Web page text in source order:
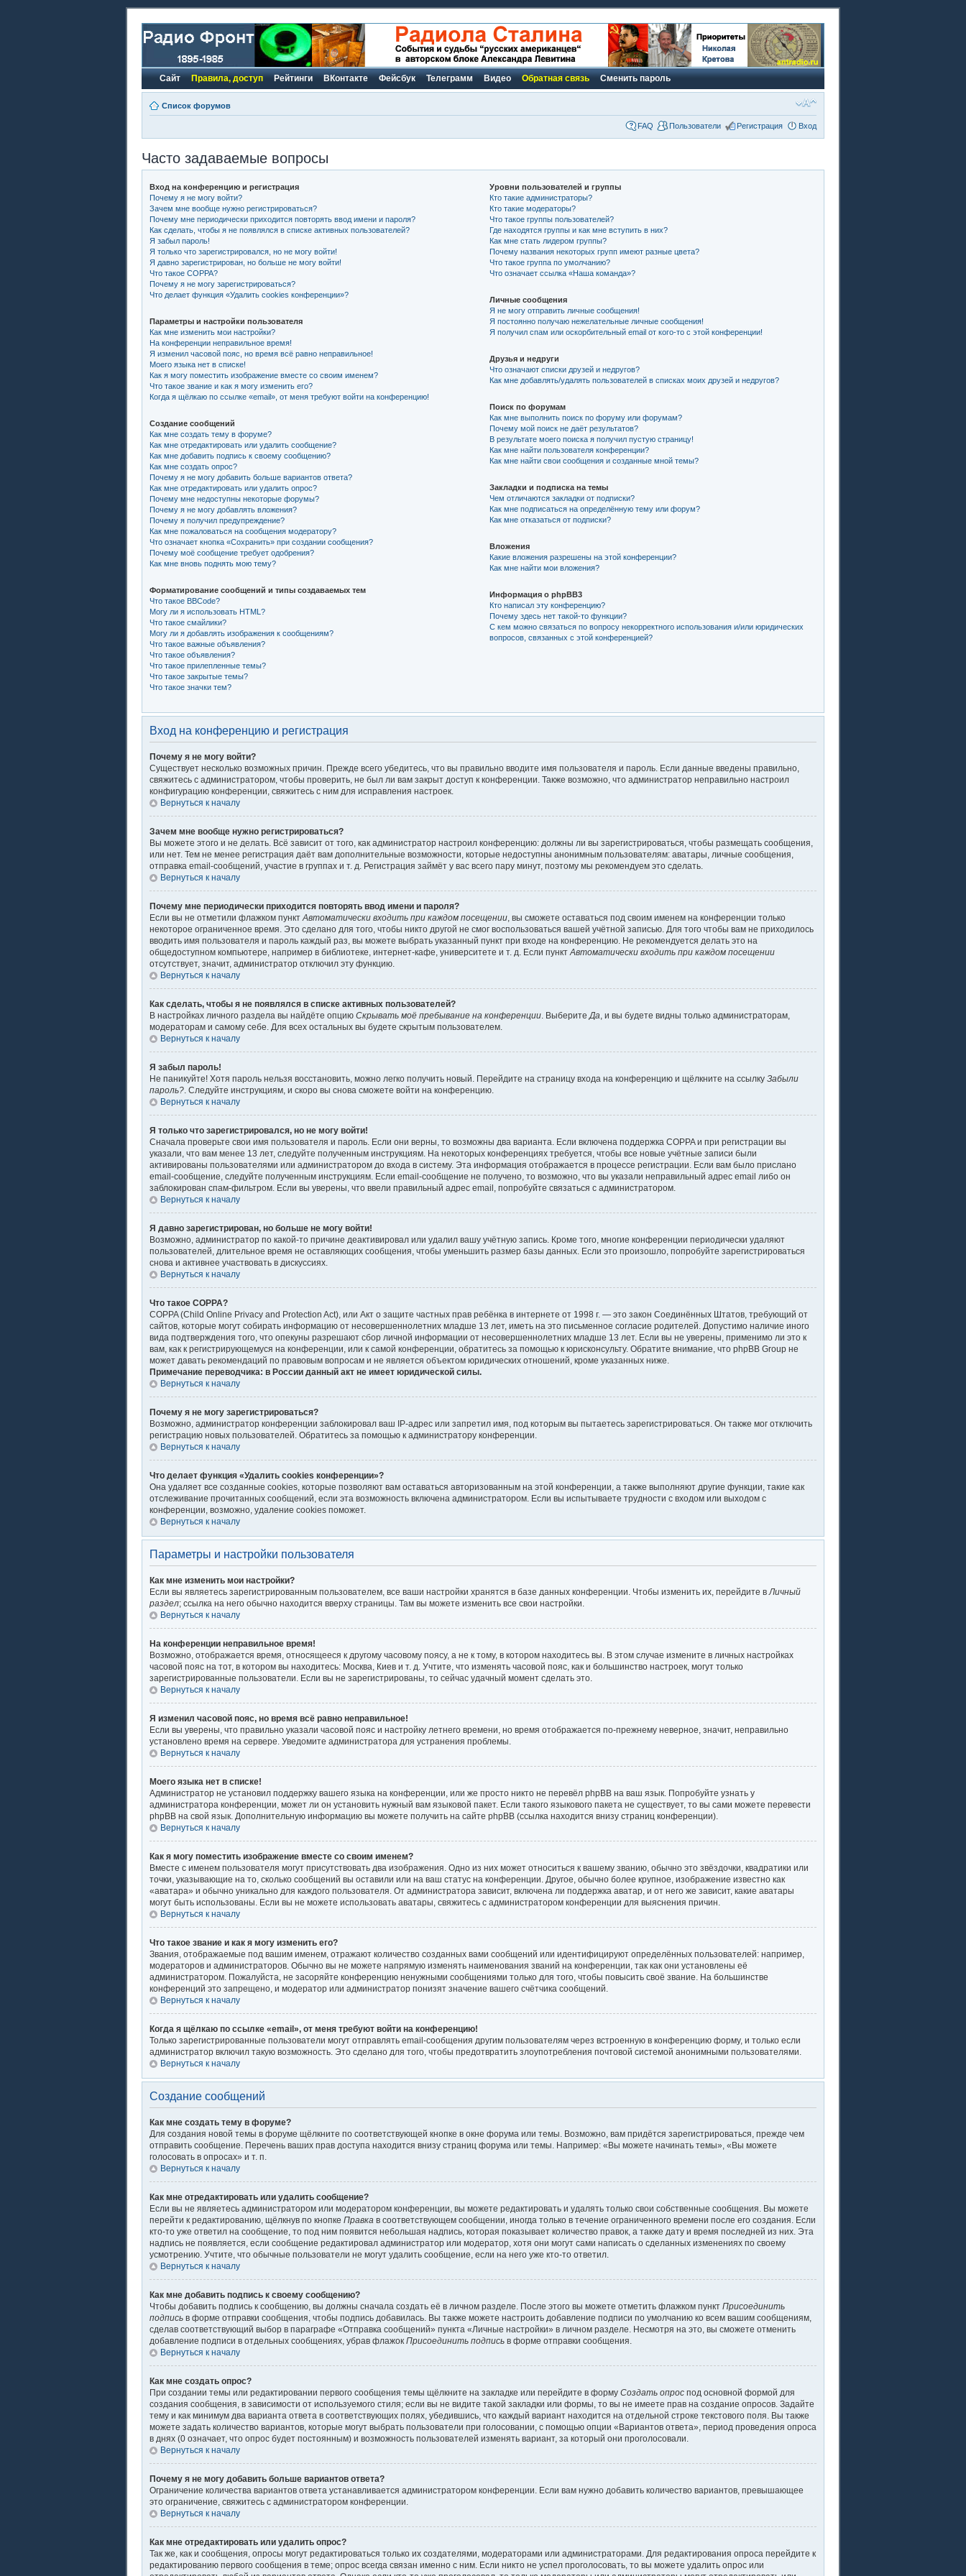
Сайт Правила, доступ Рейтинги ВКонтакте Фейсбук Телеграмм Видео Обратная связь Сменить пароль
Список форумов
FAQ Пользователи Регистрация Вход
Часто задаваемые вопросы
Вход на конференцию и регистрация
Почему я не могу войти?
Зачем мне вообще нужно регистрироваться?
Почему мне периодически приходится повторять ввод имени и пароля?
Как сделать, чтобы я не появлялся в списке активных пользователей?
Я забыл пароль!
Я только что зарегистрировался, но не могу войти!
Я давно зарегистрирован, но больше не могу войти!
Что такое COPPA?
Почему я не могу зарегистрироваться?
Что делает функция «Удалить cookies конференции»?
Параметры и настройки пользователя
Как мне изменить мои настройки?
На конференции неправильное время!
Я изменил часовой пояс, но время всё равно неправильное!
Моего языка нет в списке!
Как я могу поместить изображение вместе со своим именем?
Что такое звание и как я могу изменить его?
Когда я щёлкаю по ссылке «email», от меня требуют войти на конференцию!
Создание сообщений
Как мне создать тему в форуме?
Как мне отредактировать или удалить сообщение?
Как мне добавить подпись к своему сообщению?
Как мне создать опрос?
Почему я не могу добавить больше вариантов ответа?
Как мне отредактировать или удалить опрос?
Почему мне недоступны некоторые форумы?
Почему я не могу добавлять вложения?
Почему я получил предупреждение?
Как мне пожаловаться на сообщения модератору?
Что означает кнопка «Сохранить» при создании сообщения?
Почему моё сообщение требует одобрения?
Как мне вновь поднять мою тему?
Форматирование сообщений и типы создаваемых тем
Что такое BBCode?
Могу ли я использовать HTML?
Что такое смайлики?
Могу ли я добавлять изображения к сообщениям?
Что такое важные объявления?
Что такое объявления?
Что такое прилепленные темы?
Что такое закрытые темы?
Что такое значки тем?
Уровни пользователей и группы
Кто такие администраторы?
Кто такие модераторы?
Что такое группы пользователей?
Где находятся группы и как мне вступить в них?
Как мне стать лидером группы?
Почему названия некоторых групп имеют разные цвета?
Что такое группа по умолчанию?
Что означает ссылка «Наша команда»?
Личные сообщения
Я не могу отправить личные сообщения!
Я постоянно получаю нежелательные личные сообщения!
Я получил спам или оскорбительный email от кого-то с этой конференции!
Друзья и недруги
Что означают списки друзей и недругов?
Как мне добавлять/удалять пользователей в списках моих друзей и недругов?
Поиск по форумам
Как мне выполнить поиск по форуму или форумам?
Почему мой поиск не даёт результатов?
В результате моего поиска я получил пустую страницу!
Как мне найти пользователя конференции?
Как мне найти свои сообщения и созданные мной темы?
Закладки и подписка на темы
Чем отличаются закладки от подписки?
Как мне подписаться на определённую тему или форум?
Как мне отказаться от подписки?
Вложения
Какие вложения разрешены на этой конференции?
Как мне найти мои вложения?
Информация о phpBB3
Кто написал эту конференцию?
Почему здесь нет такой-то функции?
С кем можно связаться по вопросу некорректного использования и/или юридических
вопросов, связанных с этой конференцией?
Вход на конференцию и регистрация
Почему я не могу войти?
Существует несколько возможных причин. Прежде всего убедитесь, что вы правильно вводите имя пользователя и пароль. Если данные введены правильно,
свяжитесь с администратором, чтобы проверить, не был ли вам закрыт доступ к конференции. Также возможно, что администратор неправильно настроил
конфигурацию конференции, свяжитесь с ним для исправления настроек.
Вернуться к началу
Зачем мне вообще нужно регистрироваться?
Вы можете этого и не делать. Всё зависит от того, как администратор настроил конференцию: должны ли вы зарегистрироваться, чтобы размещать сообщения,
или нет. Тем не менее регистрация даёт вам дополнительные возможности, которые недоступны анонимным пользователям: аватары, личные сообщения,
отправка email-сообщений, участие в группах и т. д. Регистрация займёт у вас всего пару минут, поэтому мы рекомендуем это сделать.
Вернуться к началу
Почему мне периодически приходится повторять ввод имени и пароля?
Если вы не отметили флажком пунктАвтоматически входить при каждом посещении, вы сможете оставаться под своим именем на конференции только
некоторое ограниченное время. Это сделано для того, чтобы никто другой не смог воспользоваться вашей учётной записью. Для того чтобы вам не приходилось
вводить имя пользователя и пароль каждый раз, вы можете выбрать указанный пункт при входе на конференцию. Не рекомендуется делать это на
общедоступном компьютере, например в библиотеке, интернет-кафе, университете и т. д. Если пунктАвтоматически входить при каждом посещении
отсутствует, значит, администратор отключил эту функцию.
Вернуться к началу
Как сделать, чтобы я не появлялся в списке активных пользователей?
В настройках личного раздела вы найдёте опцию Скрывать моё пребывание на конференции. ВыберитеДа, и вы будете видны только администраторам,
модераторам и самому себе. Для всех остальных вы будете скрытым пользователем.
Вернуться к началу
Я забыл пароль!
Не паникуйте! Хотя пароль нельзя восстановить, можно легко получить новый. Перейдите на страницу входа на конференцию и щёлкните на ссылку Забыли
пароль?. Следуйте инструкциям, и скоро вы снова сможете войти на конференцию.
Вернуться к началу
Я только что зарегистрировался, но не могу войти!
Сначала проверьте свои имя пользователя и пароль. Если они верны, то возможны два варианта. Если включена поддержка COPPA и при регистрации вы
указали, что вам менее 13 лет, следуйте полученным инструкциям. На некоторых конференциях требуется, чтобы все новые учётные записи были
активированы пользователями или администратором до входа в систему. Эта информация отображается в процессе регистрации. Если вам было прислано
email-сообщение, следуйте полученным инструкциям. Если email-сообщение не получено, то возможно, что вы указали неправильный адрес email либо он
заблокирован спам-фильтром. Если вы уверены, что ввели правильный адрес email, попробуйте связаться с администратором.
Вернуться к началу
Я давно зарегистрирован, но больше не могу войти!
Возможно, администратор по какой-то причине деактивировал или удалил вашу учётную запись. Кроме того, многие конференции периодически удаляют
пользователей, длительное время не оставляющих сообщения, чтобы уменьшить размер базы данных. Если это произошло, попробуйте зарегистрироваться
снова и активнее участвовать в дискуссиях.
Вернуться к началу
Что такое COPPA?
COPPA (Child Online Privacy and Protection Act), или Акт о защите частных прав ребёнка в интернете от 1998 г. — это закон Соединённых Штатов, требующий от
сайтов, которые могут собирать информацию от несовершеннолетних младше 13 лет, иметь на это письменное согласие родителей. Допустимо наличие иного
вида подтверждения того, что опекуны разрешают сбор личной информации от несовершеннолетних младше 13 лет. Если вы не уверены, применимо ли это к
вам, как к регистрирующемуся на конференции, или к самой конференции, обратитесь за помощью к юрисконсульту. Обратите внимание, что phpBB Group не
может давать рекомендаций по правовым вопросам и не является объектом юридических отношений, кроме указанных ниже.
Примечание переводчика: в России данный акт не имеет юридической силы.
Вернуться к началу
Почему я не могу зарегистрироваться?
Возможно, администратор конференции заблокировал ваш IP-адрес или запретил имя, под которым вы пытаетесь зарегистрироваться. Он также мог отключить
регистрацию новых пользователей. Обратитесь за помощью к администратору конференции.
Вернуться к началу
Что делает функция «Удалить cookies конференции»?
Она удаляет все созданные cookies, которые позволяют вам оставаться авторизованным на этой конференции, а также выполняют другие функции, такие как
отслеживание прочитанных сообщений, если эта возможность включена администратором. Если вы испытываете трудности с входом или выходом с
конференции, возможно, удаление cookies поможет.
Вернуться к началу
Параметры и настройки пользователя
Как мне изменить мои настройки?
Если вы являетесь зарегистрированным пользователем, все ваши настройки хранятся в базе данных конференции. Чтобы изменить их, перейдите вЛичный
раздел; ссылка на него обычно находится вверху страницы. Там вы можете изменить все свои настройки.
Вернуться к началу
На конференции неправильное время!
Возможно, отображается время, относящееся к другому часовому поясу, а не к тому, в котором находитесь вы. В этом случае измените в личных настройках
часовой пояс на тот, в котором вы находитесь: Москва, Киев и т. д. Учтите, что изменять часовой пояс, как и большинство настроек, могут только
зарегистрированные пользователи. Если вы не зарегистрированы, то сейчас удачный момент сделать это.
Вернуться к началу
Я изменил часовой пояс, но время всё равно неправильное!
Если вы уверены, что правильно указали часовой пояс и настройку летнего времени, но время отображается по-прежнему неверное, значит, неправильно
установлено время на сервере. Уведомите администратора для устранения проблемы.
Вернуться к началу
Моего языка нет в списке!
Администратор не установил поддержку вашего языка на конференции, или же просто никто не перевёл phpBB на ваш язык. Попробуйте узнать у
администратора конференции, может ли он установить нужный вам языковой пакет. Если такого языкового пакета не существует, то вы сами можете перевести
phpBB на свой язык. Дополнительную информацию вы можете получить на сайте phpBB (ссылка находится внизу страниц конференции).
Вернуться к началу
Как я могу поместить изображение вместе со своим именем?
Вместе с именем пользователя могут присутствовать два изображения. Одно из них может относиться к вашему званию, обычно это звёздочки, квадратики или
точки, указывающие на то, сколько сообщений вы оставили или на ваш статус на конференции. Другое, обычно более крупное, изображение известно как
«аватара» и обычно уникально для каждого пользователя. От администратора зависит, включена ли поддержка аватар, и от него же зависит, какие аватары
могут быть использованы. Если вы не можете использовать аватары, свяжитесь с администратором конференции для выяснения причин.
Вернуться к началу
Что такое звание и как я могу изменить его?
Звания, отображаемые под вашим именем, отражают количество созданных вами сообщений или идентифицируют определённых пользователей: например,
модераторов и администраторов. Обычно вы не можете напрямую изменять наименования званий на конференции, так как они установлены её
администратором. Пожалуйста, не засоряйте конференцию ненужными сообщениями только для того, чтобы повысить своё звание. На большинстве
конференций это запрещено, и модератор или администратор понизят значение вашего счётчика сообщений.
Вернуться к началу
Когда я щёлкаю по ссылке «email», от меня требуют войти на конференцию!
Только зарегистрированные пользователи могут отправлять email-сообщения другим пользователям через встроенную в конференцию форму, и только если
администратор включил такую возможность. Это сделано для того, чтобы предотвратить злоупотребления почтовой системой анонимными пользователями.
Вернуться к началу
Создание сообщений
Как мне создать тему в форуме?
Для создания новой темы в форуме щёлкните по соответствующей кнопке в окне форума или темы. Возможно, вам придётся зарегистрироваться, прежде чем
отправить сообщение. Перечень ваших прав доступа находится внизу страниц форума или темы. Например: «Вы можете начинать темы», «Вы можете
голосовать в опросах» и т. п.
Вернуться к началу
Как мне отредактировать или удалить сообщение?
Если вы не являетесь администратором или модератором конференции, вы можете редактировать и удалять только свои собственные сообщения. Вы можете
перейти к редактированию, щёлкнув по кнопке Правка в соответствующем сообщении, иногда только в течение ограниченного времени после его создания. Если
кто-то уже ответил на сообщение, то под ним появится небольшая надпись, которая показывает количество правок, а также дату и время последней из них. Эта
надпись не появляется, если сообщение редактировал администратор или модератор, хотя они могут сами написать о сделанных изменениях по своему
усмотрению. Учтите, что обычные пользователи не могут удалить сообщение, если на него уже кто-то ответил.
Вернуться к началу
Как мне добавить подпись к своему сообщению?
Чтобы добавить подпись к сообщению, вы должны сначала создать её в личном разделе. После этого вы можете отметить флажком пункт Присоединить
подпись в форме отправки сообщения, чтобы подпись добавилась. Вы также можете настроить добавление подписи по умолчанию ко всем вашим сообщениям,
сделав соответствующий выбор в параграфе «Отправка сообщений» пункта «Личные настройки» в личном разделе. Несмотря на это, вы сможете отменить
добавление подписи в отдельных сообщениях, убрав флажок Присоединить подпись в форме отправки сообщения.
Вернуться к началу
Как мне создать опрос?
При создании темы или редактировании первого сообщения темы щёлкните на закладке или перейдите в форму Создать опрос под основной формой для
создания сообщения, в зависимости от используемого стиля; если вы не видите такой закладки или формы, то вы не имеете прав на создание опросов. Задайте
тему и как минимум два варианта ответа в соответствующих полях, убедившись, что каждый вариант находится на отдельной строке текстового поля. Вы также
можете задать количество вариантов, которые могут выбрать пользователи при голосовании, с помощью опции «Вариантов ответа», период проведения опроса
в днях (0 означает, что опрос будет постоянным) и возможность пользователей изменять вариант, за который они проголосовали.
Вернуться к началу
Почему я не могу добавить больше вариантов ответа?
Ограничение количества вариантов ответа устанавливается администратором конференции. Если вам нужно добавить количество вариантов, превышающее
это ограничение, свяжитесь с администратором конференции.
Вернуться к началу
Как мне отредактировать или удалить опрос?
Так же, как и сообщения, опросы могут редактироваться только их создателями, модераторами или администраторами. Для редактирования опроса перейдите к
редактированию первого сообщения в теме; опрос всегда связан именно с ним. Если никто не успел проголосовать, то вы можете удалить опрос или